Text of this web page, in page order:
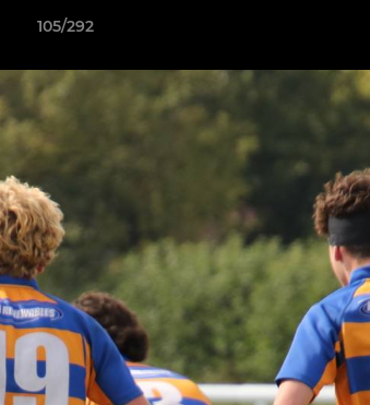
105/292